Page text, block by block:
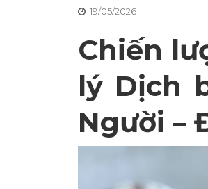
19/05/2026
Chiến
lý Dịch
Người –